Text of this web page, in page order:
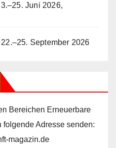
Juni 2026,
September 2026
Bereichen Erneuerbare
Adresse senden:
magazin.de